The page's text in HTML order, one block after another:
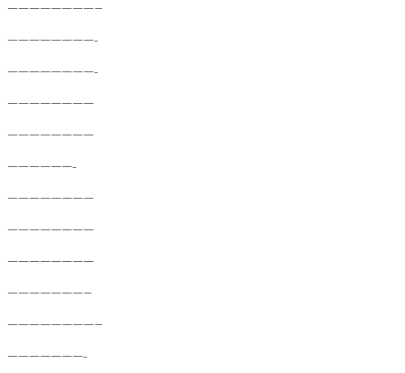
————————–
————————-
————————-
————————
————————
——————-
————————
————————
————————
———————–
————————–
———————-